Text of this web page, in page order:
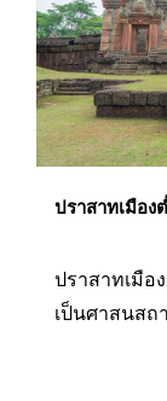
ปราสาทเมือง
ปราสาทเมือ
เป็นศาสนสถ
เพื่อบูชาพร